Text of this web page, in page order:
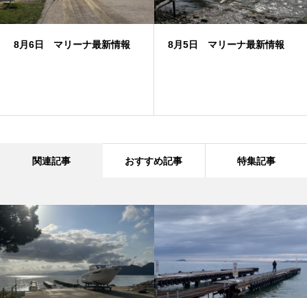
8月6日 マリーナ最新情報 8月5日 マリーナ最新情報
関連記事 おすすめ記事 特集記事